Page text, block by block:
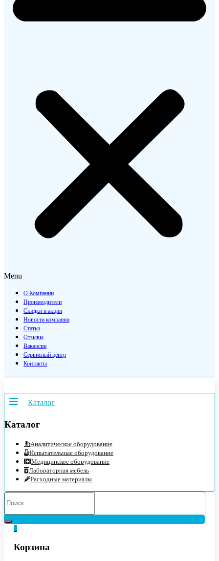
Menu
О Компании
Производители
Скидки и акции
Новости компании
Статьи
Отзывы
Вакансии
Сервисный центр
Контакты
Каталог
Каталог
Аналитическое оборудование
Испытательные оборудование
Медицинское оборудование
Лабораторная мебель
Расходные материалы
Корзина